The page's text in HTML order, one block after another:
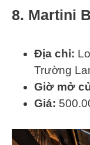
8. Martini
Địa chỉ:
Trường
Giờ mở
Giá: